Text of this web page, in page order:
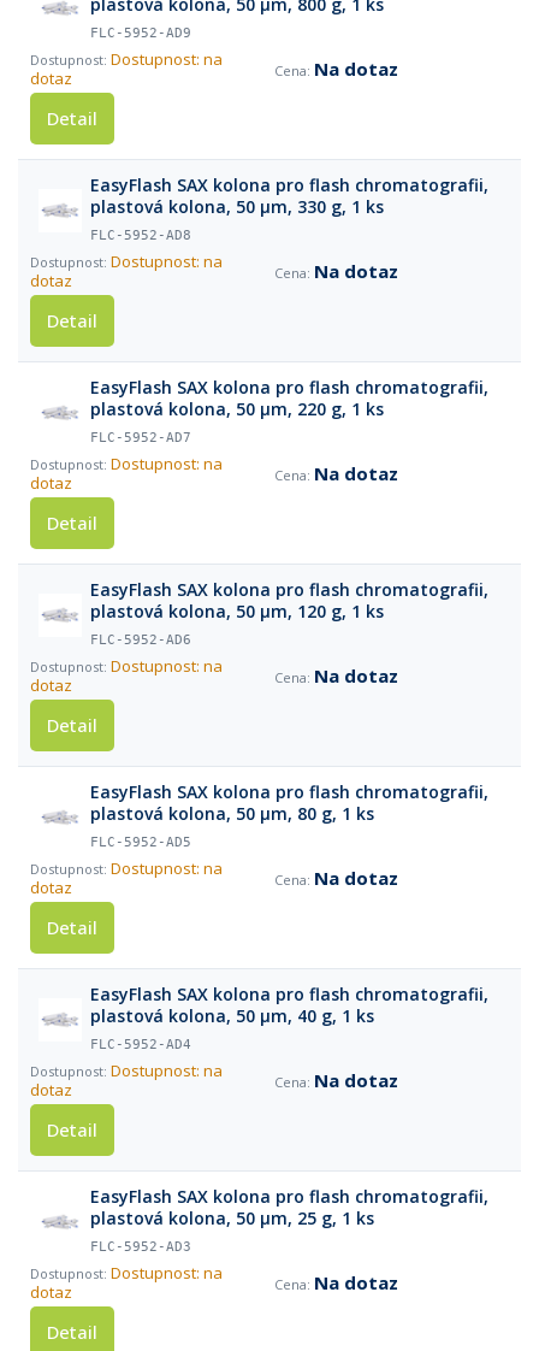
FLC-5952-AD9
Dostupnost: na
dotaz
Na dotaz
Detail
EasyFlash SAX kolona pro flash chromatografii,
plastová kolona, 50 µm, 330 g, 1 ks
FLC-5952-AD8
Dostupnost: na
dotaz
Na dotaz
Detail
EasyFlash SAX kolona pro flash chromatografii,
plastová kolona, 50 µm, 220 g, 1 ks
FLC-5952-AD7
Dostupnost: na
dotaz
Na dotaz
Detail
EasyFlash SAX kolona pro flash chromatografii,
plastová kolona, 50 µm, 120 g, 1 ks
FLC-5952-AD6
Dostupnost: na
dotaz
Na dotaz
Detail
EasyFlash SAX kolona pro flash chromatografii,
plastová kolona, 50 µm, 80 g, 1 ks
FLC-5952-AD5
Dostupnost: na
dotaz
Na dotaz
Detail
EasyFlash SAX kolona pro flash chromatografii,
plastová kolona, 50 µm, 40 g, 1 ks
FLC-5952-AD4
Dostupnost: na
dotaz
Na dotaz
Detail
EasyFlash SAX kolona pro flash chromatografii,
plastová kolona, 50 µm, 25 g, 1 ks
FLC-5952-AD3
Dostupnost: na
dotaz
Na dotaz
Detail